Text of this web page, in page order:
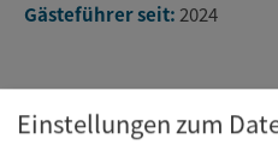
Gästeführer seit:2024
Führungen von
Einstellungen zum